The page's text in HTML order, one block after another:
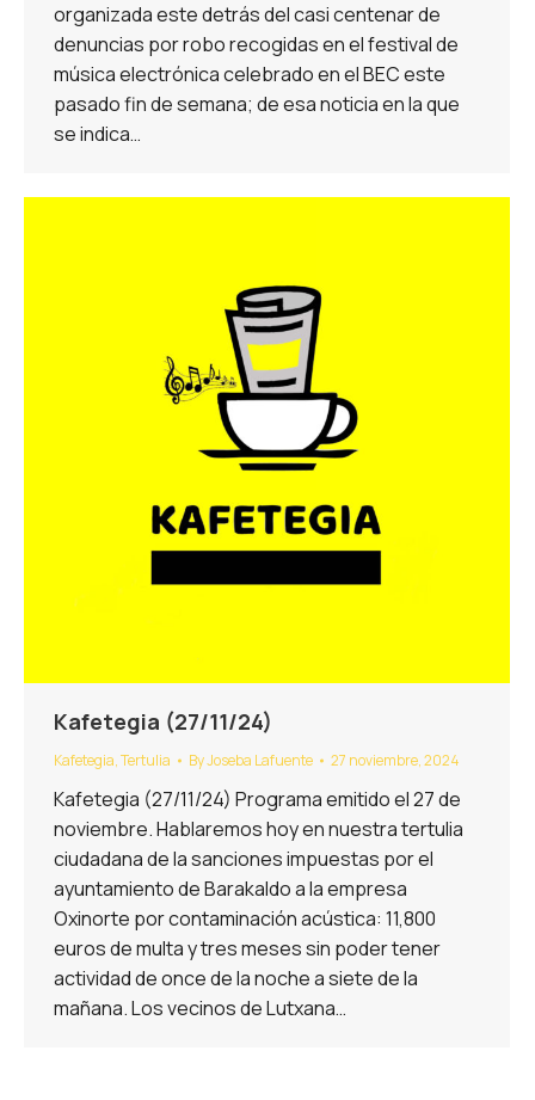
organizada este detrás del casi centenar de
denuncias por robo recogidas en el festival de
música electrónica celebrado en el BEC este
pasado fin de semana; de esa noticia en la que
se indica…
Kafetegia (27/11/24)
Kafetegia,Tertulia ByJoseba Lafuente 27 noviembre, 2024
Kafetegia (27/11/24) Programa emitido el 27 de
noviembre. Hablaremos hoy en nuestra tertulia
ciudadana de la sanciones impuestas por el
ayuntamiento de Barakaldo a la empresa
Oxinorte por contaminación acústica: 11,800
euros de multa y tres meses sin poder tener
actividad de once de la noche a siete de la
mañana. Los vecinos de Lutxana…